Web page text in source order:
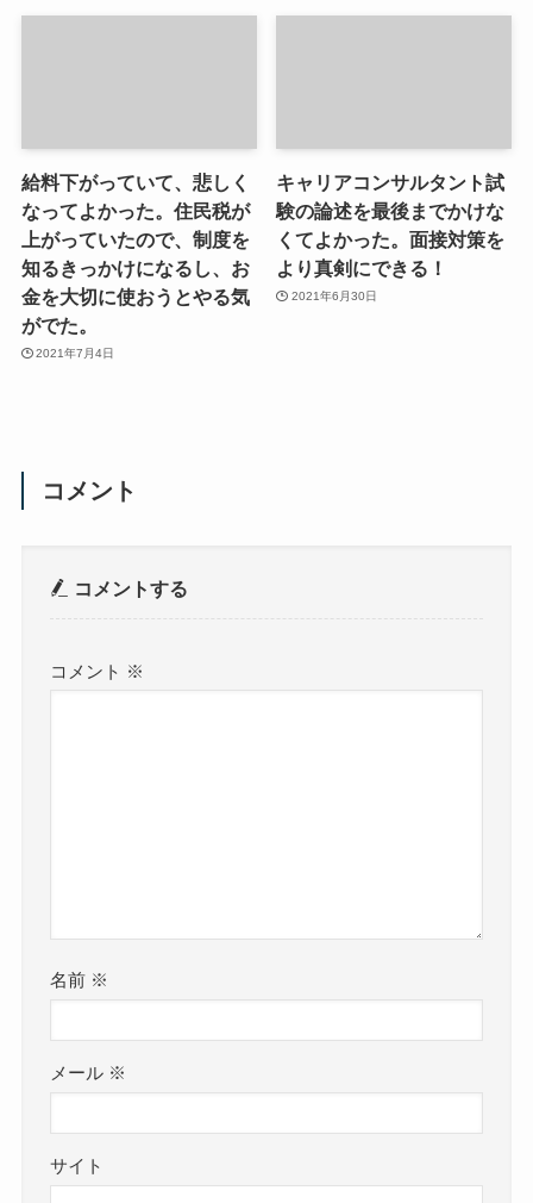
給料下がっていて、悲しく
なってよかった。住民税が
上がっていたので、制度を
知るきっかけになるし、お
金を大切に使おうとやる気
がでた。
2021年7月4日
キャリアコンサルタント試
験の論述を最後までかけな
くてよかった。面接対策を
より真剣にできる！
2021年6月30日
コメント
コメントする
コメント ※
名前 ※
メール ※
サイト